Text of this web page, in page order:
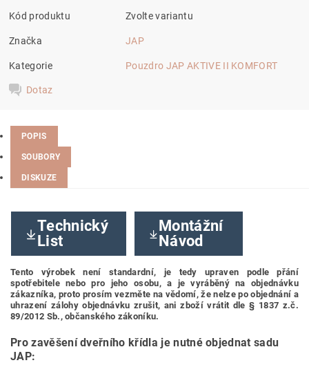
Kód produktu Zvolte variantu
Značka JAP
Kategorie Pouzdro JAP AKTIVE II KOMFORT
Dotaz
POPIS
SOUBORY
DISKUZE
Technický
List
Montážní
Návod
Tento výrobek není standardní, je tedy upraven podle přání
spotřebitele nebo pro jeho osobu, a je vyráběný na objednávku
zákazníka, proto prosím vezměte na vědomí, že nelze po objednání a
uhrazení zálohy objednávku zrušit, ani zboží vrátit dle § 1837 z.č.
89/2012 Sb., občanského zákoníku.
Pro zavěšení dveřního křídla je nutné objednat sadu
JAP: